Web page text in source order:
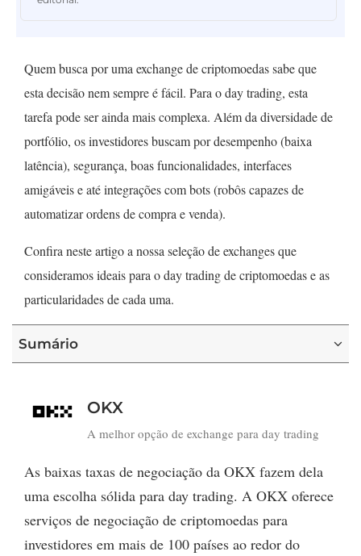
Quem busca por uma exchange de criptomoedas sabe que
esta decisão nem sempre é fácil. Para o day trading, esta
tarefa pode ser ainda mais complexa. Além da diversidade de
portfólio, os investidores buscam por desempenho (baixa
latência), segurança, boas funcionalidades, interfaces
amigáveis e até integrações com bots (robôs capazes de
automatizar ordens de compra e venda).
Confira neste artigo a nossa seleção de exchanges que
consideramos ideais para o day trading de criptomoedas e as
particularidades de cada uma.
Sumário
OKX
A melhor opção de exchange para day trading
As baixas taxas de negociação da OKX fazem dela
uma escolha sólida para day trading. A OKX oferece
serviços de negociação de criptomoedas para
investidores em mais de 100 países ao redor do